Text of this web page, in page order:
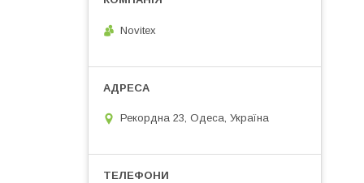
Novitex
Рекордна 23, Одеса, Україна